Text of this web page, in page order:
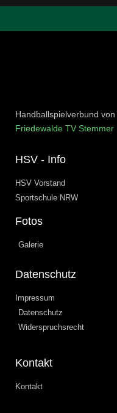
Handballspielverbund von
Friedewalde TV Stemmer
HSV - Info
HSV Vorstand
Sportschule NRW
Fotos
Galerie
Datenschutz
Impressum
Datenschutz
Widerspruchsrecht
Kontakt
Kontakt